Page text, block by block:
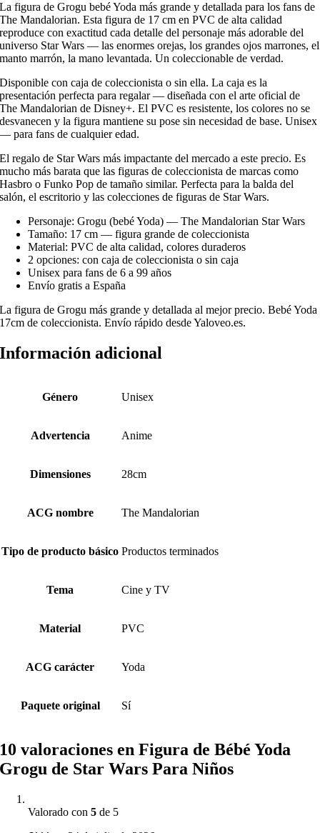
La figura de Grogu bebé Yoda más grande y detallada para los fans de
The Mandalorian. Esta figura de 17 cm en PVC de alta calidad
reproduce con exactitud cada detalle del personaje más adorable del
universo Star Wars — las enormes orejas, los grandes ojos marrones, el
manto marrón, la mano levantada. Un coleccionable de verdad.
Disponible con caja de coleccionista o sin ella. La caja es la
presentación perfecta para regalar — diseñada con el arte oficial de
The Mandalorian de Disney+. El PVC es resistente, los colores no se
desvanecen y la figura mantiene su pose sin necesidad de base. Unisex
— para fans de cualquier edad.
El regalo de Star Wars más impactante del mercado a este precio. Es
mucho más barata que las figuras de coleccionista de marcas como
Hasbro o Funko Pop de tamaño similar. Perfecta para la balda del
salón, el escritorio y las colecciones de figuras de Star Wars.
Personaje: Grogu (bebé Yoda) — The Mandalorian Star Wars
Tamaño: 17 cm — figura grande de coleccionista
Material: PVC de alta calidad, colores duraderos
2 opciones: con caja de coleccionista o sin caja
Unisex para fans de 6 a 99 años
Envío gratis a España
La figura de Grogu más grande y detallada al mejor precio. Bebé Yoda
17cm de coleccionista. Envío rápido desde Yaloveo.es.
Información adicional
Género Unisex
Advertencia Anime
Dimensiones 28cm
ACG nombre The Mandalorian
Tipo de producto básico Productos terminados
Tema Cine y TV
Material PVC
ACG carácter Yoda
Paquete original Sí
10 valoraciones enFigura de Bébé Yoda
Grogu de Star Wars Para Niños
Valorado con5 de 5